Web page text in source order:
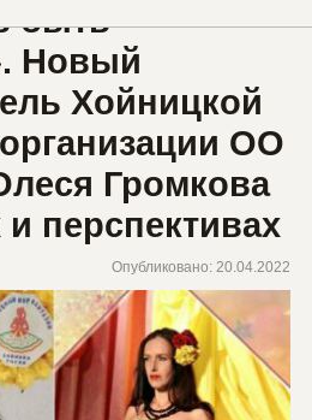
быть
Новый
Хойницкой
ОО
Громкова
перспективах
Опубликовано: 20.04.2022